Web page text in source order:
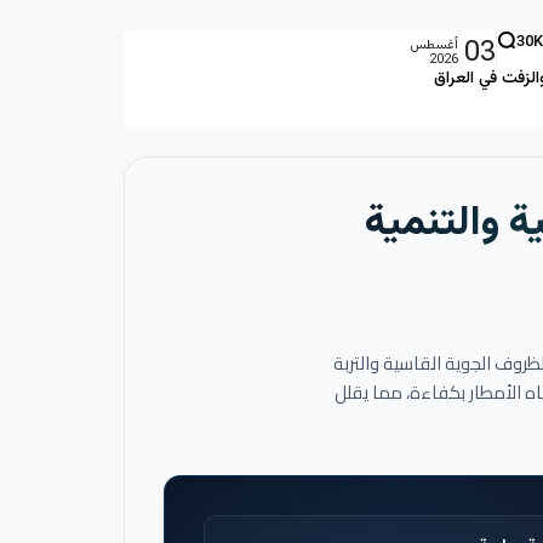
في العراق
30K
03 أغسطس
2026
والتنمية
الجوية القاسية والتربة
الأمطار بكفاءة، مما يقلل